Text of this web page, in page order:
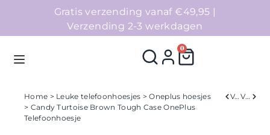
Gratis verzending vanaf €49,95 |
Verzending 2-3 werkdagen
0
Homepage
Home > Leuke telefoonhoesjes >Oneplus hoesjes
> Candy Turtoise Brown Tough Case OnePlus
Telefoonhoesje
Verleden Volgend